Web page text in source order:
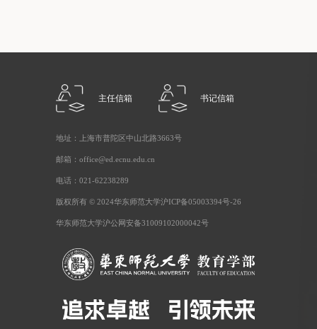
主任信箱 书记信箱
地址：上海市普陀区中山北路3663号
邮箱：office@ed.ecnu.edu.cn
电话：021-62238289
版权所有 © 2024华东师范大学沪ICP备05003394号-26
华东师范大学沪公网安备31009102000042号